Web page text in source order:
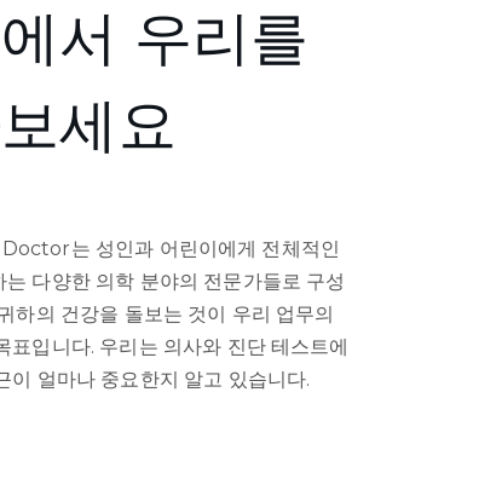
서 우리를
세요
는 성인과 어린이에게 전체적인
는 다양한 의학 분야의 전문가들로 구성
하의 건강을 돌보는 것이 우리 업무의
표입니다. 우리는 의사와 진단 테스트에
이 얼마나 중요한지 알고 있습니다.